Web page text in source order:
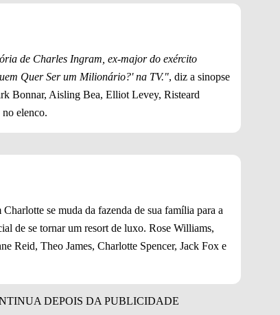
de Charles Ingram, ex-major do exército
Quer Ser um Milionário?' na TV.", diz a sinopse
Bonnar, Aisling Bea, Elliot Levey, Risteard
elenco.
se muda da fazenda de sua família para a
de se tornar um resort de luxo. Rose Williams,
Reid, Theo James, Charlotte Spencer, Jack Fox e